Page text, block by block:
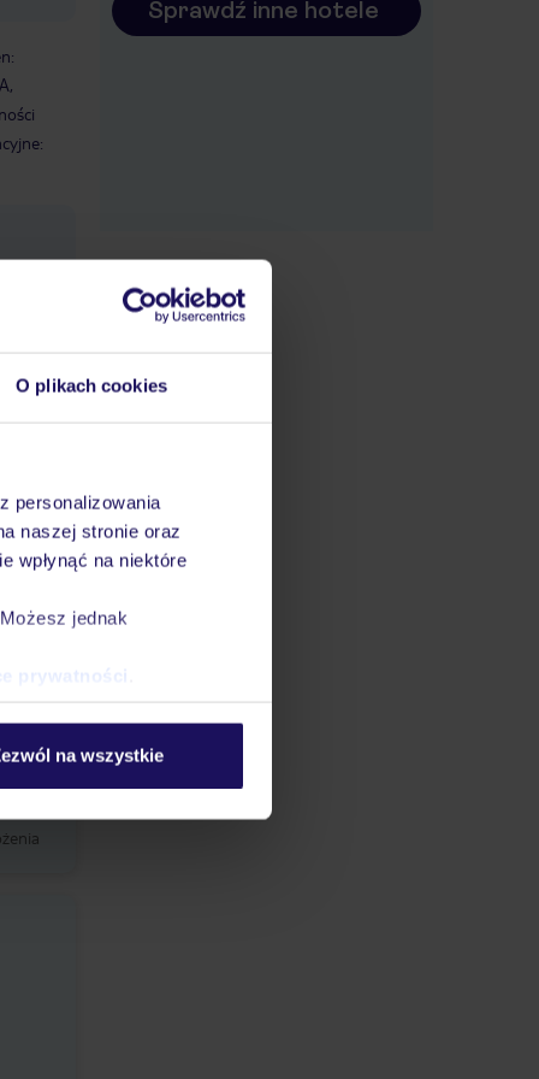
O plikach cookies
personalizowania
naszej stronie oraz
wpłynąć na niektóre
jednak
prywatności
na wszystkie
i za
w
Sprawdź inne hotele